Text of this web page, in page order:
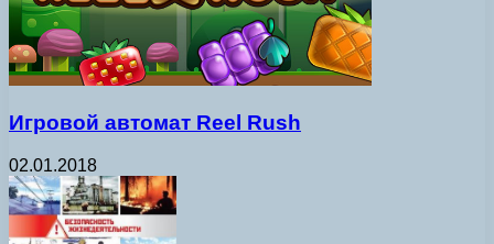
Игровой автомат Reel Rush
02.01.2018